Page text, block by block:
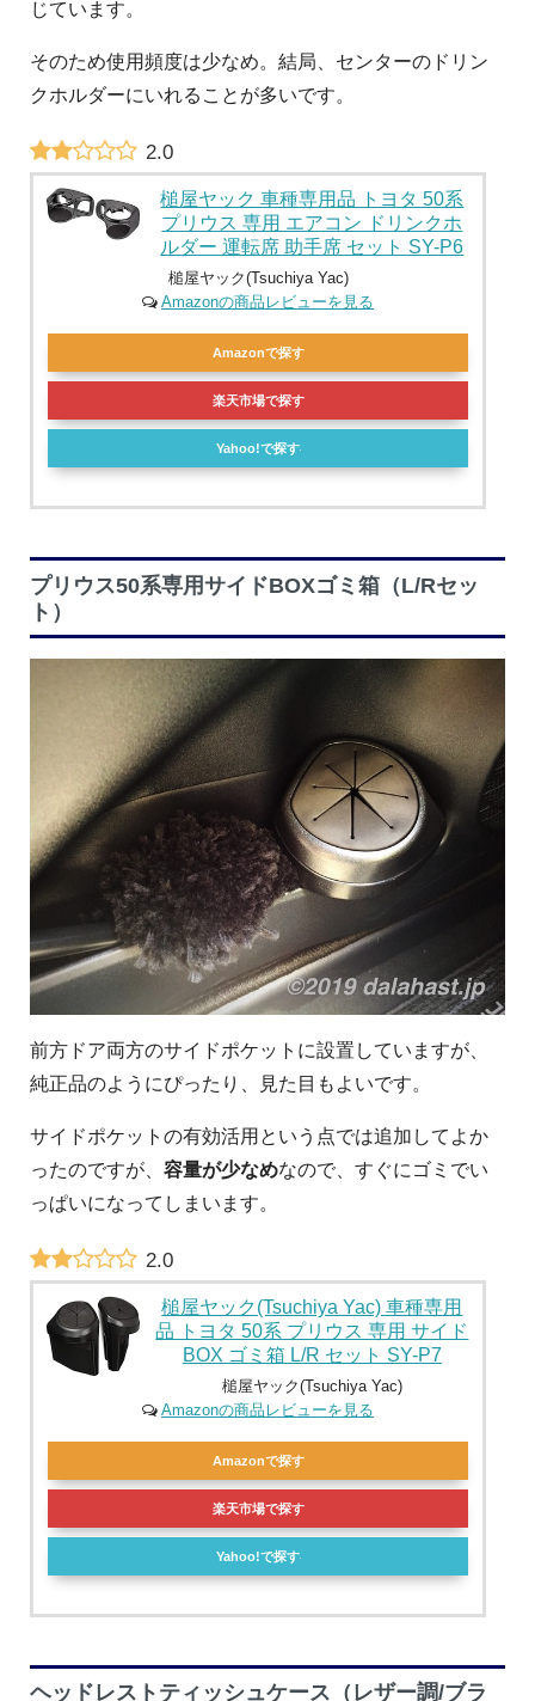
じています。
そのため使用頻度は少なめ。結局、センターのドリン
クホルダーにいれることが多いです。
2.0
槌屋ヤック 車種専用品 トヨタ 50系
プリウス 専用 エアコン ドリンクホ
ルダー 運転席 助手席 セット SY-P6
槌屋ヤック(Tsuchiya Yac)
Amazonの商品レビューを見る
Amazonで探す
楽天市場で探す
Yahoo!で探す
プリウス50系専用サイドBOXゴミ箱（L/Rセッ
ト）
前方ドア両方のサイドポケットに設置していますが、
純正品のようにぴったり、見た目もよいです。
サイドポケットの有効活用という点では追加してよか
ったのですが、 容量が少なめなので、すぐにゴミでい
っぱいになってしまいます。
2.0
槌屋ヤック(Tsuchiya Yac) 車種専用
品 トヨタ 50系 プリウス 専用 サイド
BOX ゴミ箱 L/R セット SY-P7
槌屋ヤック(Tsuchiya Yac)
Amazonの商品レビューを見る
Amazonで探す
楽天市場で探す
Yahoo!で探す
ヘッドレストティッシュケース（レザー調/ブラ